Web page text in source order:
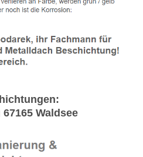
Waldsee